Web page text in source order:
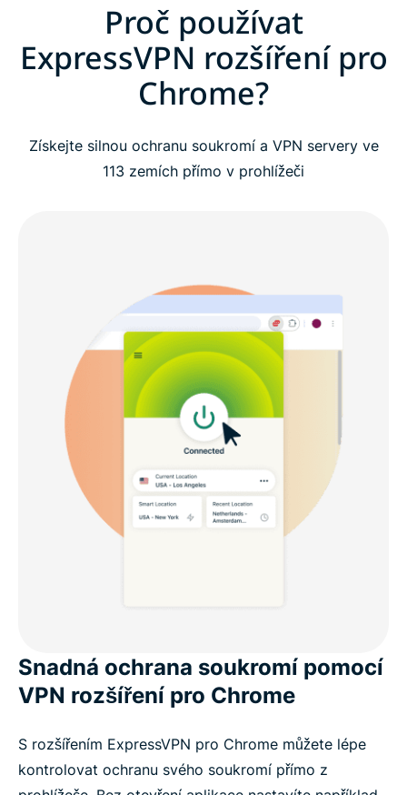
Proč používat
ExpressVPN rozšíření pro
Chrome?
Získejte silnou ochranu soukromí a VPN servery ve
113 zemích přímo v prohlížeči
Snadná ochrana soukromí pomocí
VPN rozšíření pro Chrome
S rozšířením ExpressVPN pro Chrome můžete lépe
kontrolovat ochranu svého soukromí přímo z